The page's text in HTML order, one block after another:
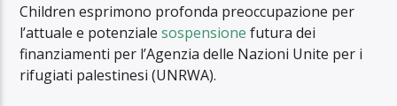
Children esprimono profonda preoccupazione per
l’attuale e potenzialesospensione futura dei
finanziamenti per l’Agenzia delle Nazioni Unite per i
rifugiati palestinesi (UNRWA).